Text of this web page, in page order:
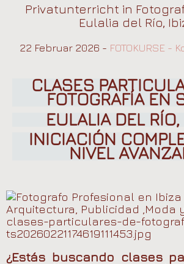
Privatunterricht in
Eulalia del Río,
22 Februar 2026 - FOTOKURSE -
CLASES
FOTOGRAFÍA EN
EULALIA DEL
INICIACIÓN
NIVEL
¿Estás buscando clases